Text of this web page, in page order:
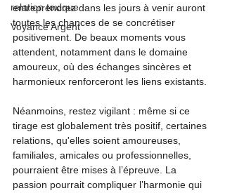
relation toxique
Voyance Argent
entreprendrez dans les jours à venir auront
toutes les chances de se concrétiser
positivement. De beaux moments vous
attendent, notamment dans le domaine
amoureux, où des échanges sincères et
harmonieux renforceront les liens existants.
Néanmoins, restez vigilant : même si ce
tirage est globalement très positif, certaines
relations, qu'elles soient amoureuses,
familiales, amicales ou professionnelles,
pourraient être mises à l’épreuve. La
passion pourrait compliquer l’harmonie qui